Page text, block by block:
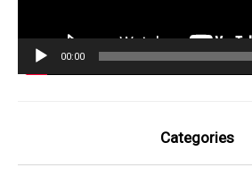
00:00
Categories